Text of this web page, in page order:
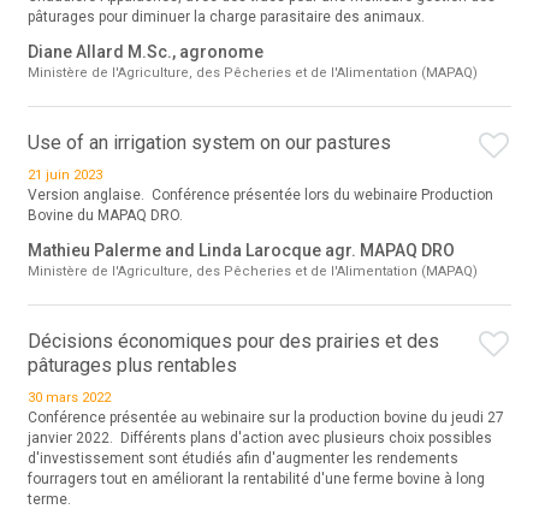
pâturages pour diminuer la charge parasitaire des animaux.
Diane Allard M.Sc., agronome
Ministère de l'Agriculture, des Pêcheries et de l'Alimentation (MAPAQ)
Use of an irrigation system on our pastures
21 juin 2023
Version anglaise. Conférence présentée lors du webinaire Production
Bovine du MAPAQ DRO.
Mathieu Palerme and Linda Larocque agr. MAPAQ DRO
Ministère de l'Agriculture, des Pêcheries et de l'Alimentation (MAPAQ)
Décisions économiques pour des prairies et des
pâturages plus rentables
30 mars 2022
Conférence présentée au webinaire sur la production bovine du jeudi 27
janvier 2022. Différents plans d'action avec plusieurs choix possibles
d'investissement sont étudiés afin d'augmenter les rendements
fourragers tout en améliorant la rentabilité d'une ferme bovine à long
terme.